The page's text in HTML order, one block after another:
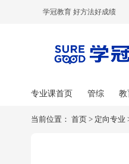
学冠教育 好方法好成绩
专业课首页 管综 教
当前位置： 首页 > 定向专业